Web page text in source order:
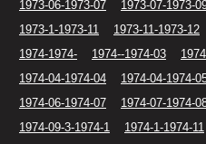
1973-06-1973-07
1973-07-1973-
1973-1-1973-11
1973-11-1973-12
1974-1974-
1974--1974-03
1974-04-1974-04
1974-04-1974-
1974-06-1974-07
1974-07-1974-
1974-09-3-1974-1
1974-1-1974-11